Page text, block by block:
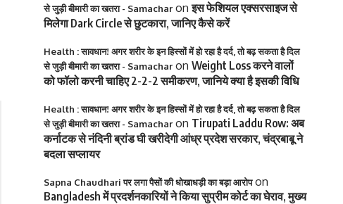
से जुड़ी बीमारी का खतरा - Samacharonइस फेशियल एक्सरसाइज से
मिलेगा Dark Circle से छुटकारा, जानिए कैसे करें
Health : सावधान! अगर शरीर के इन हिस्सों में हो रहा है दर्द, तो बढ़ सकता है दिल
से जुड़ी बीमारी का खतरा - Samacharon Weight Loss करने वालों
को फॉलो करनी चाहिए 2-2-2 समीकरण, जानिये क्या है इसकी विधि
Health : सावधान! अगर शरीर के इन हिस्सों में हो रहा है दर्द, तो बढ़ सकता है दिल
से जुड़ी बीमारी का खतरा - Samacharon Tirupati Laddu Row: अब
कर्नाटक से नंदिनी ब्रांड घी खरीदेगी आंध्र प्रदेश सरकार, चंद्रबाबू ने
बदला सप्लायर
Sapna Chaudhari पर लगा पैसों की धोखाधड़ी का बड़ा आरोपon
Bangladesh में प्रदर्शनकारियों ने किया सुप्रीम कोर्ट का घेराव, मुख्य